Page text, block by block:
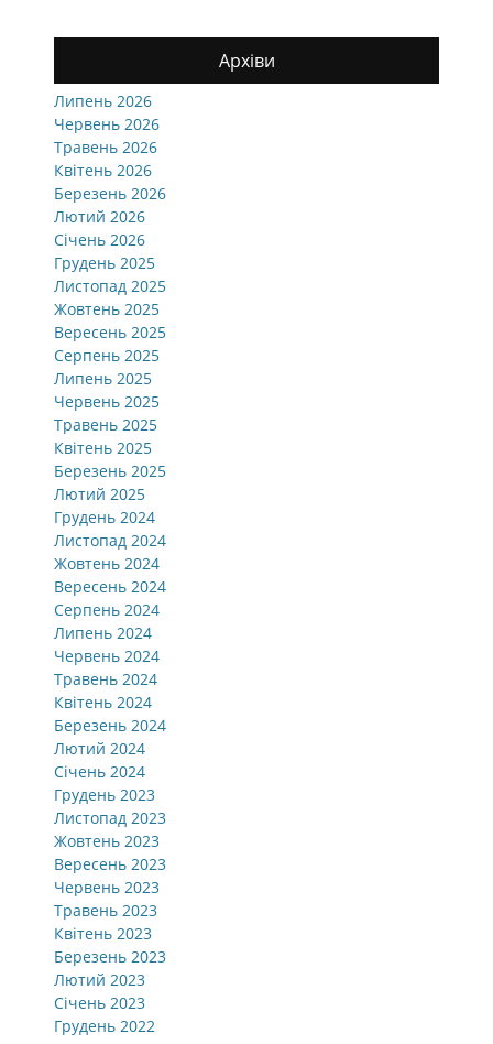
Архіви
Липень 2026
Червень 2026
Травень 2026
Квітень 2026
Березень 2026
Лютий 2026
Січень 2026
Грудень 2025
Листопад 2025
Жовтень 2025
Вересень 2025
Серпень 2025
Липень 2025
Червень 2025
Травень 2025
Квітень 2025
Березень 2025
Лютий 2025
Грудень 2024
Листопад 2024
Жовтень 2024
Вересень 2024
Серпень 2024
Липень 2024
Червень 2024
Травень 2024
Квітень 2024
Березень 2024
Лютий 2024
Січень 2024
Грудень 2023
Листопад 2023
Жовтень 2023
Вересень 2023
Червень 2023
Травень 2023
Квітень 2023
Березень 2023
Лютий 2023
Січень 2023
Грудень 2022